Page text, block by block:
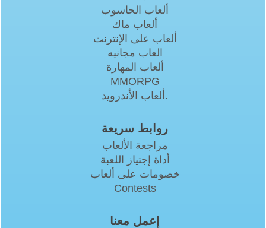
ألعاب الحاسوب
ألعاب ماك
ألعاب على الإنترنت
العاب مجانيه
ألعاب المهارة
MMORPG
ألعاب الأندرويد.
روابط سريعة
مراجعة الألعاب
أداة إجتياز اللعبة
خصومات على ألعاب
Contests
إعمل معنا